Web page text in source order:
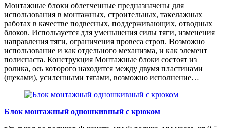
Монтажные блоки облегченные предназначены для
использования в монтажных, строительных, такелажных
работах в качестве подвесных, поддерживающих, отводных
блоков. Используется для уменьшения силы тяги, изменения
направления тяги, ограничения провеса строп. Возможно
использование и как отдельного механизма, и как элемент
полиспаста. Конструкция Монтажные блоки состоят из
ролика, ось которого находится между двумя пластинами
(щеками), усиленными тягами, возможно исполнение…
Блок монтажный одношкивный с крюком